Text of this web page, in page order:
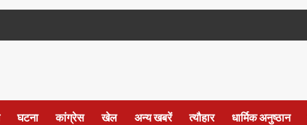
घटना कांग्रेस खेल अन्य खबरें त्यौहार धार्मिक अनुष्ठान